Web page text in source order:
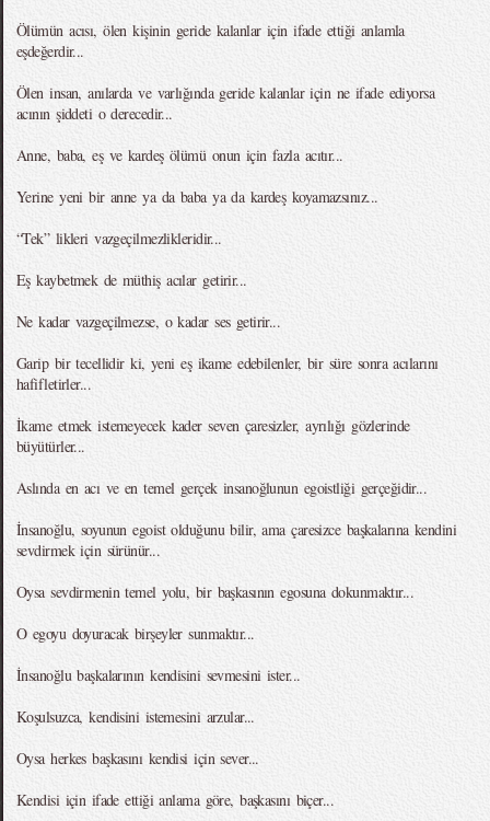
Ölümün acısı, ölen kişinin geride kalanlar için ifade ettiği anlamla
eşdeğerdir...
Ölen insan, anılarda ve varlığında geride kalanlar için ne ifade ediyorsa
acının şiddeti o derecedir...
Anne, baba, eş ve kardeş ölümü onun için fazla acıtır...
Yerine yeni bir anne ya da baba ya da kardeş koyamazsınız...
“Tek” likleri vazgeçilmezlikleridir...
Eş kaybetmek de müthiş acılar getirir...
Ne kadar vazgeçilmezse, o kadar ses getirir...
Garip bir tecellidir ki, yeni eş ikame edebilenler, bir süre sonra acılarını
hafifletirler...
İkame etmek istemeyecek kader seven çaresizler, ayrılığı gözlerinde
büyütürler...
Aslında en acı ve en temel gerçek insanoğlunun egoistliği gerçeğidir...
İnsanoğlu, soyunun egoist olduğunu bilir, ama çaresizce başkalarına kendini
sevdirmek için sürünür...
Oysa sevdirmenin temel yolu, bir başkasının egosuna dokunmaktır...
O egoyu doyuracak birşeyler sunmaktır...
İnsanoğlu başkalarının kendisini sevmesini ister...
Koşulsuzca, kendisini istemesini arzular...
Oysa herkes başkasını kendisi için sever...
Kendisi için ifade ettiği anlama göre, başkasını biçer...